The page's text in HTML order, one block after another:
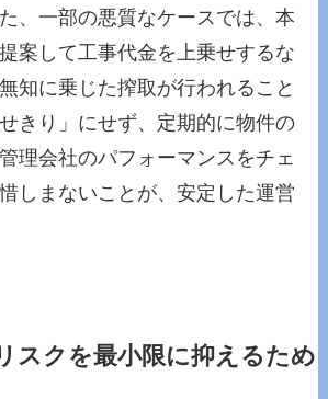
、一部の悪質なケースでは、本
案して工事代金を上乗せするな
知に乗じた搾取が行われること
きり」にせず、定期的に物件の
理会社のパフォーマンスをチェ
しまないことが、安定した運営
スクを最小限に抑えるため